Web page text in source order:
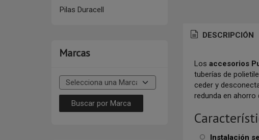
Pilas Duracell
Marcas
DESCRIPCIÓN
Losaccesorios
tuberías de
ceder y
redunda en
Instalación